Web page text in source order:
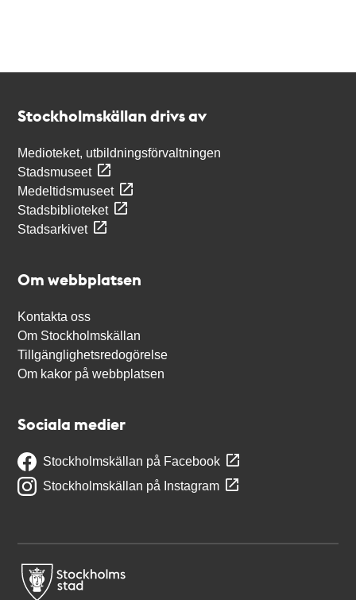
Stockholmskällan drivs av
Medioteket, utbildningsförvaltningen
Stadsmuseet
Medeltidsmuseet
Stadsbiblioteket
Stadsarkivet
Om webbplatsen
Kontakta oss
Om Stockholmskällan
Tillgänglighetsredogörelse
Om kakor på webbplatsen
Sociala medier
Stockholmskällan på Facebook
Stockholmskällan på Instagram